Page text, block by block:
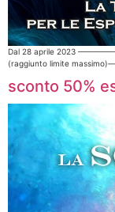
Dal 28 aprile 2023
(raggiunto limite
sconto 50%